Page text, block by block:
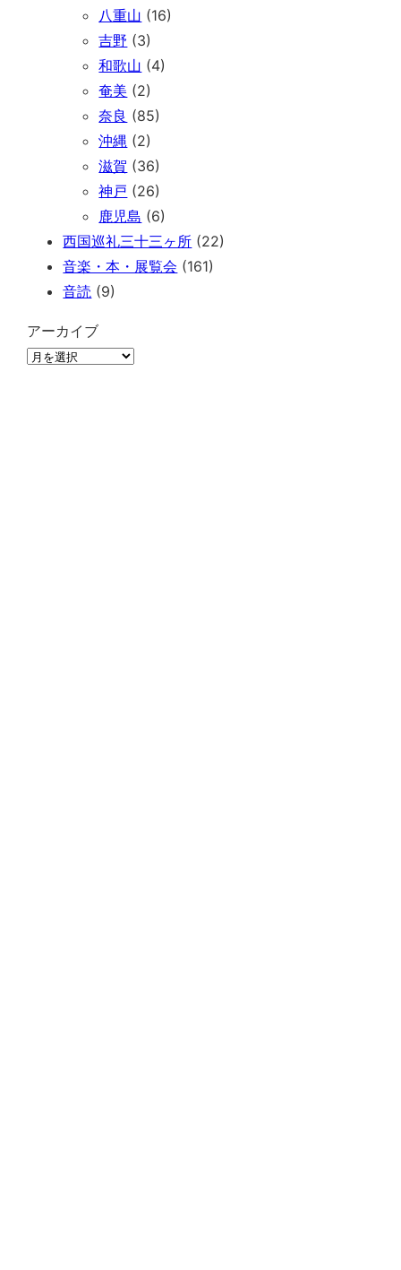
八重山 (16)
吉野 (3)
和歌山 (4)
奄美 (2)
奈良 (85)
沖縄 (2)
滋賀 (36)
神戸 (26)
鹿児島 (6)
西国巡礼三十三ヶ所 (22)
音楽・本・展覧会 (161)
音読 (9)
アーカイブ